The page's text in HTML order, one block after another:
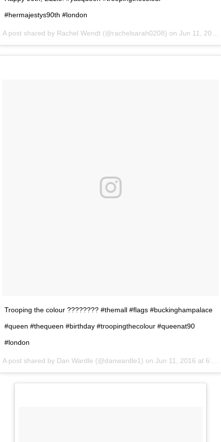
#hermajestys90th #london
A post shared by Rachel Wendt (@rachelsarah0208) on Jun 11, 2016 at 6:51am PDT
Trooping the colour ???????? #themall #flags #buckinghampalace
#queen #thequeen #birthday #troopingthecolour #queenat90
#london
A post shared by Dan Wardle (@danwardle1) on Jun 11, 2016 at 6:47am PDT